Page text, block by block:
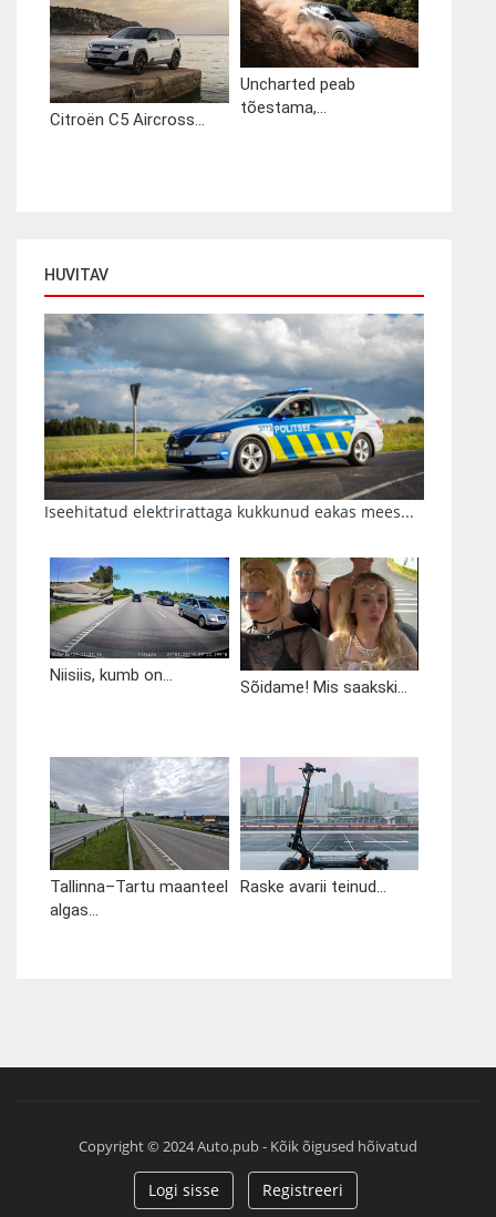
Citroën C5 Aircross...
Uncharted peab
tõestama,...
HUVITAV
Iseehitatud elektrirattaga kukkunud eakas mees...
Niisiis, kumb on...
Sõidame! Mis saakski...
Tallinna–Tartu maanteel
algas...
Raske avarii teinud...
Copyright © 2024 Auto.pub - Kõik õigused hõivatud
Logi sisse Registreeri